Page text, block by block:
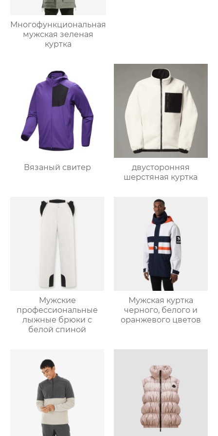
Многофункциональная
мужская зеленая
куртка
Вязаный свитер
двусторонняя
шерстяная куртка
Мужские
профессиональные
лыжные брюки с
белой спиной
Мужская куртка
черного, белого и
оранжевого цветов